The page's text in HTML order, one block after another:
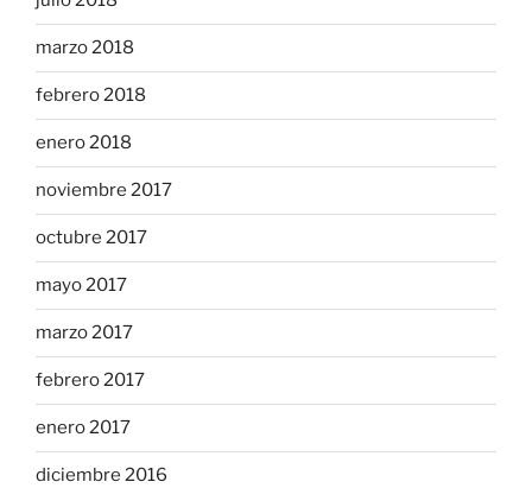
marzo 2018
febrero 2018
enero 2018
noviembre 2017
octubre 2017
mayo 2017
marzo 2017
febrero 2017
enero 2017
diciembre 2016